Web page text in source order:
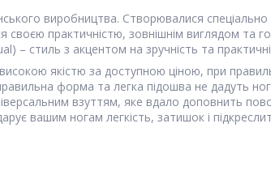
виробництва. Створювалися
своєю практичністю, зовнішнім виглядом
– стиль з акцентом на зручність та
високою якістю за доступною ціною, при
форма та легка підошва не дадуть
взуттям, яке вдало доповнить
вашим ногам легкість, затишок і